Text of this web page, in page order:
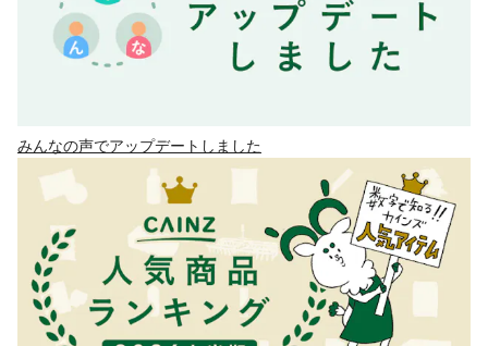
みんなの声でアップデートしました